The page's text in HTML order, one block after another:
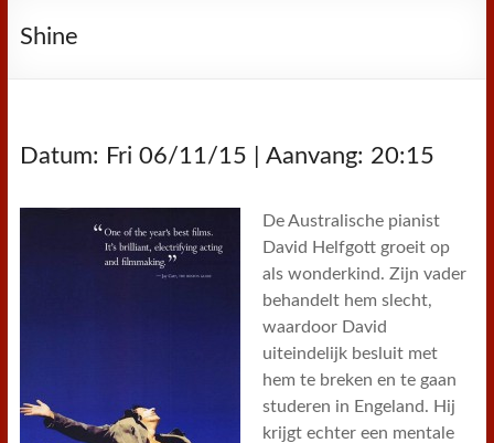
Shine
Datum: Fri 06/11/15 | Aanvang: 20:15
De Australische pianist
David Helfgott groeit op
als wonderkind. Zijn vader
behandelt hem slecht,
waardoor David
uiteindelijk besluit met
hem te breken en te gaan
studeren in Engeland. Hij
krijgt echter een mentale